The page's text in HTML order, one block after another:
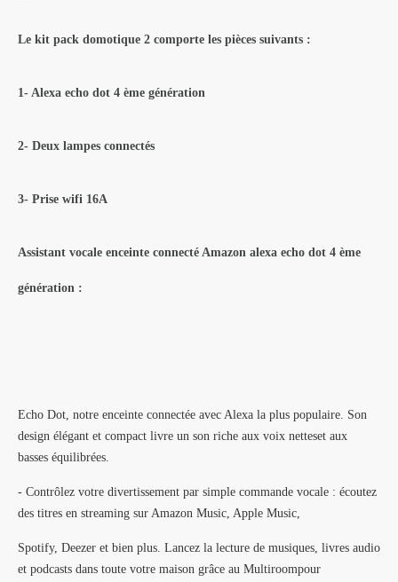
Le kit pack domotique 2 comporte les pièces suivants :
1- Alexa echo dot 4 ème génération
2- Deux lampes connectés
3- Prise wifi 16A
Assistant vocale enceinte connecté Amazon alexa echo dot 4 ème
génération :
Echo Dot, notre enceinte connectée avec Alexa la plus populaire. Son
design élégant et compact livre un son riche aux voix netteset aux
basses équilibrées.
- Contrôlez votre divertissement par simple commande vocale : écoutez
des titres en streaming sur Amazon Music, Apple Music,
Spotify, Deezer et bien plus. Lancez la lecture de musiques, livres audio
et podcasts dans toute votre maison grâce au Multiroompour